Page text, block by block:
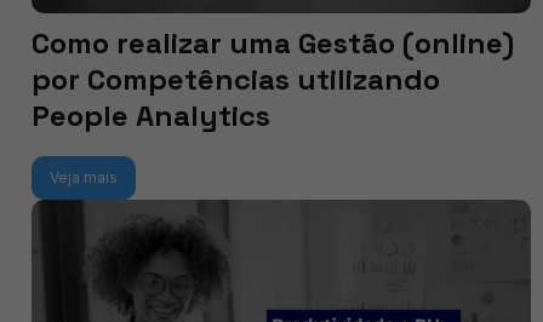
Como realizar uma Gestão (online)
por Competências utilizando
People Analytics
Veja mais